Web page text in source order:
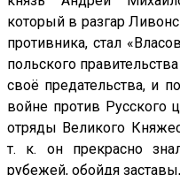
который в разгар
противника, стал
польского
своё предательства, и
войне против Русского
отряды Великого
т. к. он прекрасно
рубежей, обойдя